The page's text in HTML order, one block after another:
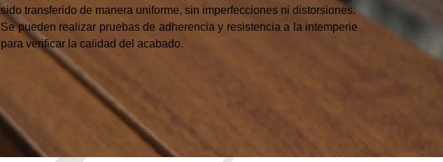
sido transferido de manera uniforme, sin imperfecciones ni distorsiones.
Se pueden realizar pruebas de adherencia y resistencia a la intemperie
para verificar la calidad del acabado.